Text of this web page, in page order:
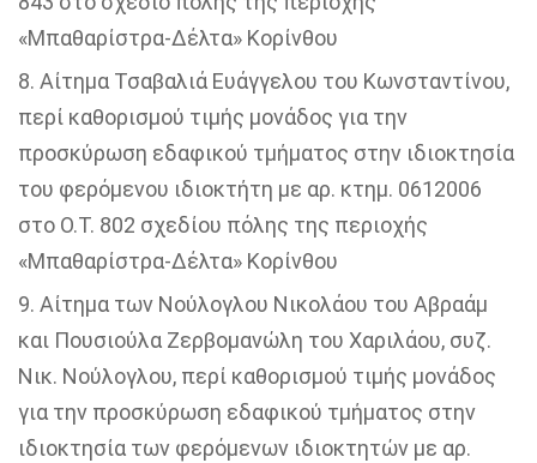
«Μπαθαρίστρα-Δέλτα» Κορίνθου
Αίτημα Τσαβαλιά Ευάγγελου του Κωνσταντίνου,
περί καθορισμού τιμής μονάδος για την
προσκύρωση εδαφικού τμήματος στην ιδιοκτησία
του φερόμενου ιδιοκτήτη με αρ. κτημ. 0612006
στο Ο.Τ. 802 σχεδίου πόλης της περιοχής
«Μπαθαρίστρα-Δέλτα» Κορίνθου
Αίτημα των Νούλογλου Νικολάου του Αβραάμ
και Πουσιούλα Ζερβομανώλη του Χαριλάου, συζ.
Νικ. Νούλογλου, περί καθορισμού τιμής μονάδος
για την προσκύρωση εδαφικού τμήματος στην
ιδιοκτησία των φερόμενων ιδιοκτητών με αρ.